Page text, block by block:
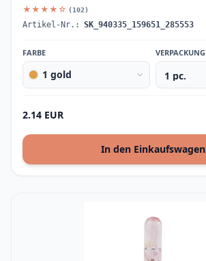
★★★★☆ (102)
Artikel-Nr.: SK_940335_159651_285553
FARBE
1 gold
VERPACKUNG
2.14 EUR
In den Einkaufswagen